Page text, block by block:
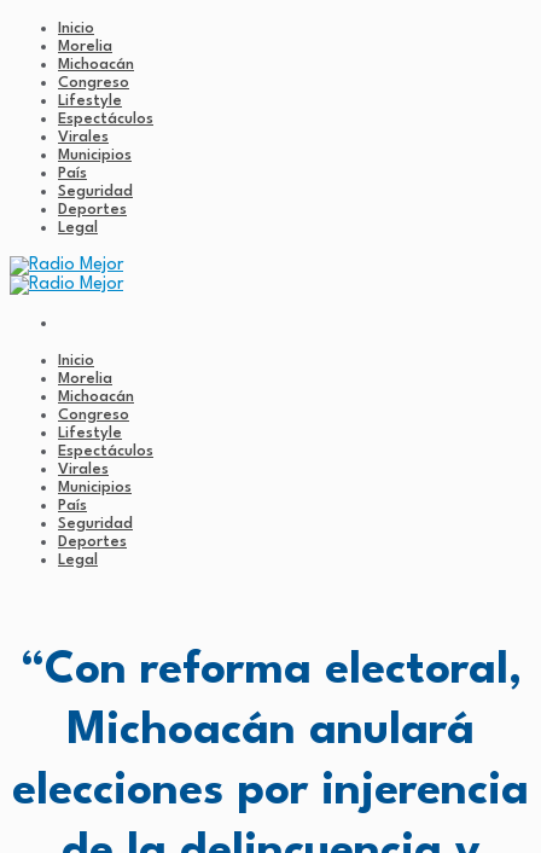
Inicio
Morelia
Michoacán
Congreso
Lifestyle
Espectáculos
Virales
Municipios
País
Seguridad
Deportes
Legal
Inicio
Morelia
Michoacán
Congreso
Lifestyle
Espectáculos
Virales
Municipios
País
Seguridad
Deportes
Legal
“Con reforma electoral,
Michoacán anulará
elecciones por injerencia